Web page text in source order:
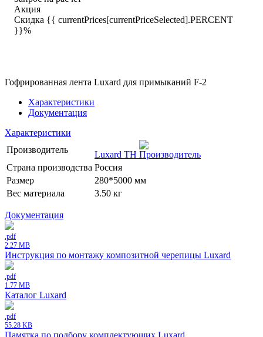
Акция
Скидка {{ currentPrices[currentPriceSelected].PERCENT
}}%
Гофрированная лента Luxard для примыканий F-2
Характеристики
Документация
Характеристики
Производитель
Luxard ТН
Страна производства Россия
Размер
280*5000 мм
Вес материала
3.50 кг
Документация
.pdf
2.27 MB
Инструкция по монтажу композитной черепицы Luxard
.pdf
1.77 MB
Каталог Luxard
.pdf
55.28 KB
Памятка по подбору комплектующих Luxard